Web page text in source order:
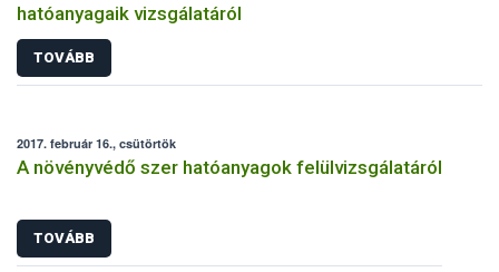
hatóanyagaik vizsgálatáról
TOVÁBB
2017. február 16., csütörtök
A növényvédő szer hatóanyagok felülvizsgálatáról
TOVÁBB